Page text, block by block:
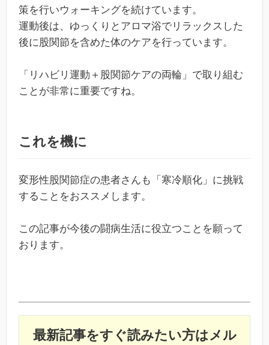
策を行いウォーキングを続けています。
運動後は、ゆっくりとアロマ浴でリラックスした
後に股関節を含めた体のケアを行っています。
「リハビリ運動＋股関節ケアの両輪」で取り組む
ことが非常に重要ですね。
これを機に
変形性股関節症の患者さんも「寒冷順化」に挑戦
することをおススメします。
この記事が今後の闘病生活に役立つことを願って
おります。
最新記事をすぐ読みたい方はメル